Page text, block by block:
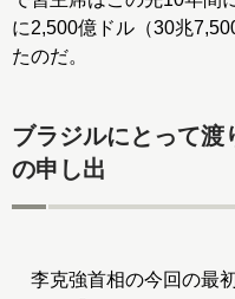
に2,500億ドル（30兆
たのだ。
ブラジルにとって渡
の申し出
李克強首相の今回の最